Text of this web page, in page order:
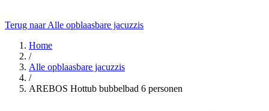
Terug naar Alle opblaasbare jacuzzis
Home
/
Alle opblaasbare jacuzzis
/
AREBOS Hottub bubbelbad 6 personen